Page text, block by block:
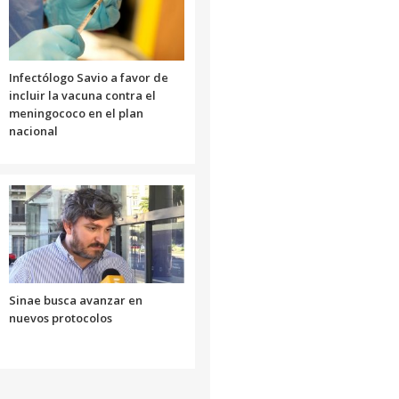
Infectólogo Savio a favor de
incluir la vacuna contra el
meningococo en el plan
nacional
Sinae busca avanzar en
nuevos protocolos